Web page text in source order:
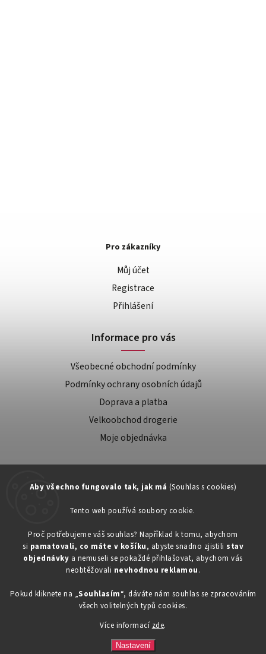
Aby všechno fungovalo tak, jak má (Souhlas s cookies)
Tento web používá soubory cookie.
Proč potřebujeme váš souhlas? Například k tomu, abychom
si pamatovali, co máte v košíku, abyste snadno zjistili stav
objednávky a nemuseli se pokaždé přihlašovat, abychom vás
neobtěžovali nevhodnou reklamou.
Pokud kliknete na „Souhlasím“, dáváte nám souhlas se zpracováním
všech volitelných typů cookies.
Více informací zde.
Nastavení
734603917
eshop@toner-rl.cz
Pro zákazníky
Můj účet
Registrace
Přihlášení
Informace pro vás
Všeobecné obchodní podmínky
Podmínky ochrany osobních údajů
Doprava a platba
Velkoobchod drogerie
Moje objednávka
Copyright 2026Drogerka24.cz. Všechna práva vyhrazena.
VytvořilShoptet| Design